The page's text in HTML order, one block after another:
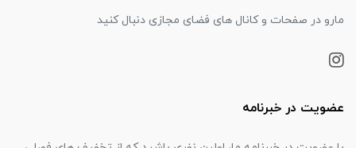
مارو در صفحات و کانال های فضای مجازی دنبال کنید
عضویت در خبرنامه